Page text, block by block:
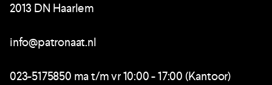
2013 DN Haarlem
info@patronaat.nl
023-5175850 ma t/m vr 10:00 - 17:00 (Kantoor)